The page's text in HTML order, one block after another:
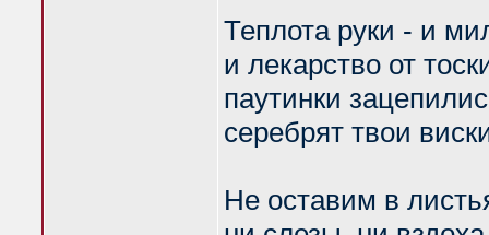
Теплота руки - и
и лекарство от
паутинки
серебрят твои
Не оставим в